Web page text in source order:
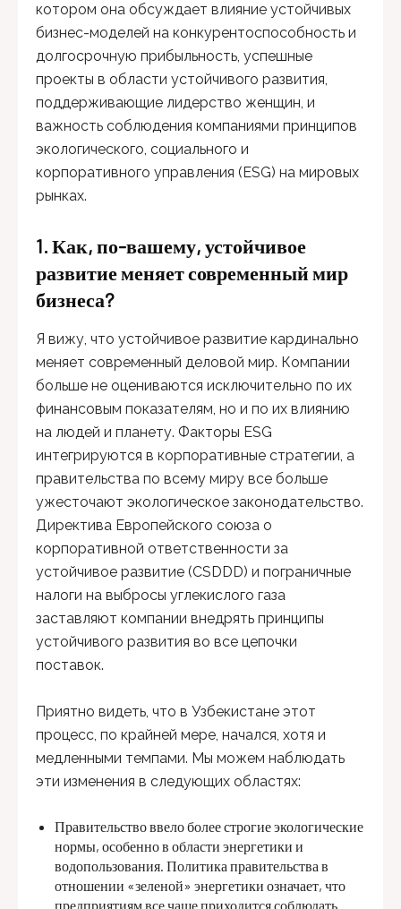
котором она обсуждает влияние устойчивых
бизнес-моделей на конкурентоспособность и
долгосрочную прибыльность, успешные
проекты в области устойчивого развития,
поддерживающие лидерство женщин, и
важность соблюдения компаниями принципов
экологического, социального и
корпоративного управления (ESG) на мировых
рынках.
1. Как, по-вашему, устойчивое
развитие меняет современный мир
бизнеса?
Я вижу, что устойчивое развитие кардинально
меняет современный деловой мир. Компании
больше не оцениваются исключительно по их
финансовым показателям, но и по их влиянию
на людей и планету. Факторы ESG
интегрируются в корпоративные стратегии, а
правительства по всему миру все больше
ужесточают экологическое законодательство.
Директива Европейского союза о
корпоративной ответственности за
устойчивое развитие (CSDDD) и пограничные
налоги на выбросы углекислого газа
заставляют компании внедрять принципы
устойчивого развития во все цепочки
поставок.
Приятно видеть, что в Узбекистане этот
процесс, по крайней мере, начался, хотя и
медленными темпами. Мы можем наблюдать
эти изменения в следующих областях:
Правительство ввело более строгие экологические
нормы, особенно в области энергетики и
водопользования. Политика правительства в
отношении «зеленой» энергетики означает, что
предприятиям все чаще приходится соблюдать